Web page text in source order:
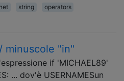
string
operators
minuscole "in"
if 'MICHAEL89'
... dov'è USERNAMESun